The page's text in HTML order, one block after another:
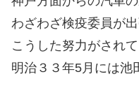
わざわざ検疫委員が
こうした努力がされ
明治３３年5月には池